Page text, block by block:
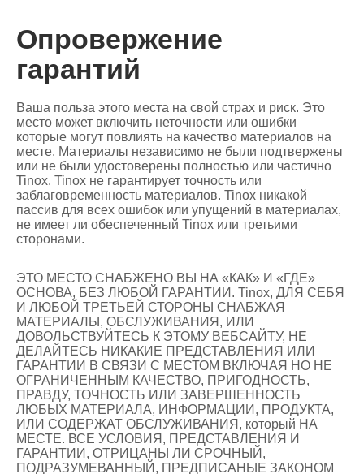
Опровержение
гарантий
Ваша польза этого места на свой страх и риск. Это
место может включить неточности или ошибки
которые могут повлиять на качество материалов на
месте. Материалы независимо не были подтвержены
или не были удостоверены полностью или частично
Tinox. Tinox не гарантирует точность или
заблаговременность материалов. Tinox никакой
пассив для всех ошибок или упущений в материалах,
не имеет ли обеспеченный Tinox или третьими
сторонами.
ЭТО МЕСТО СНАБЖЕНО ВЫ НА «КАК» И «ГДЕ»
ОСНОВА, БЕЗ ЛЮБОЙ ГАРАНТИИ. Tinox, ДЛЯ СЕБЯ
И ЛЮБОЙ ТРЕТЬЕЙ СТОРОНЫ СНАБЖАЯ
МАТЕРИАЛЫ, ОБСЛУЖИВАНИЯ, ИЛИ
ДОВОЛЬСТВУЙТЕСЬ К ЭТОМУ ВЕБСАЙТУ, НЕ
ДЕЛАЙТЕСЬ НИКАКИЕ ПРЕДСТАВЛЕНИЯ ИЛИ
ГАРАНТИИ В СВЯЗИ С МЕСТОМ ВКЛЮЧАЯ НО НЕ
ОГРАНИЧЕННЫМ КАЧЕСТВО, ПРИГОДНОСТЬ,
ПРАВДУ, ТОЧНОСТЬ ИЛИ ЗАВЕРШЕННОСТЬ
ЛЮБЫХ МАТЕРИАЛА, ИНФОРМАЦИИ, ПРОДУКТА,
ИЛИ СОДЕРЖАТ ОБСЛУЖИВАНИЯ, который НА
МЕСТЕ. ВСЕ УСЛОВИЯ, ПРЕДСТАВЛЕНИЯ И
ГАРАНТИИ, ОТРИЦАНЫ ЛИ СРОЧНЫЙ,
ПОДРАЗУМЕВАННЫЙ, ПРЕДПИСАНЫЕ ЗАКОНОМ